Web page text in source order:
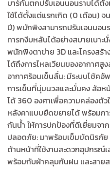
บาร์กันตกปรับเอนนอนราบได้ตั้
ใช้ได้ตั้งแต่แรกเกิด (0 เดือน)
ปี) พนักพิงสามารถปรับเอนนอน
ทารกงีบหลับได้อย่างสบายเบาะ
พนักพิงตาข่าย 3D และโครงสร้า
ได้ถึงการไหลเวียนของอากาศสู
อากาศร้อนเข็นลื่น: มีระบบโช้ค
การเข็นที่นุ่มนวลและมั่นคง ล้อ
ได้ 360 องศาเพื่อความคล่องตั
หลังคาแบบยืดขยายได้ พร้อมก
กันน้ำ ให้การปกป้องที่ดีเยี่ยมจ
ปลอดภัย: มาพร้อมเข็มขัดนิรภั
ด้านหน้าที่ใช้งานสะดวกอุปกรณ์เ
พร้อมกับผ้าคลุมกันฝน และสาย